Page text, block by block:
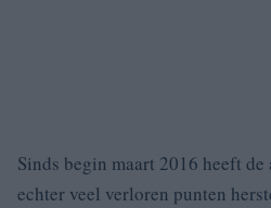
Sinds begin maart 2016 heeft
echter veel verloren punten